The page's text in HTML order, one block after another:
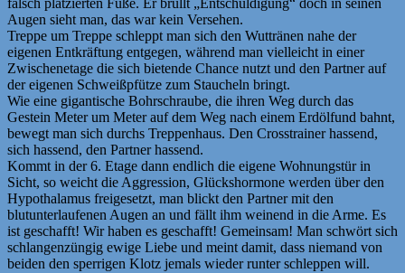
falsch platzierten Füße. Er brüllt „Entschuldigung“ doch in seinen
Augen sieht man, das war kein Versehen.
Treppe um Treppe schleppt man sich den Wuttränen nahe der
eigenen Entkräftung entgegen, während man vielleicht in einer
Zwischenetage die sich bietende Chance nutzt und den Partner auf
der eigenen Schweißpfütze zum Staucheln bringt.
Wie eine gigantische Bohrschraube, die ihren Weg durch das
Gestein Meter um Meter auf dem Weg nach einem Erdölfund bahnt,
bewegt man sich durchs Treppenhaus. Den Crosstrainer hassend,
sich hassend, den Partner hassend.
Kommt in der 6. Etage dann endlich die eigene Wohnungstür in
Sicht, so weicht die Aggression, Glückshormone werden über den
Hypothalamus freigesetzt, man blickt den Partner mit den
blutunterlaufenen Augen an und fällt ihm weinend in die Arme. Es
ist geschafft! Wir haben es geschafft! Gemeinsam! Man schwört sich
schlangenzüngig ewige Liebe und meint damit, dass niemand von
beiden den sperrigen Klotz jemals wieder runter schleppen will.